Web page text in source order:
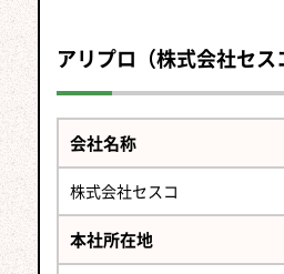
アリプロ（株式会社セ
会社名称
株式会社セスコ
本社所在地